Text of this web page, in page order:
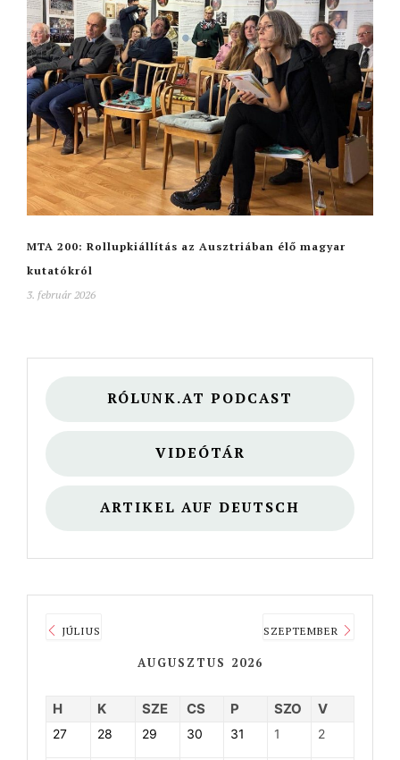
MTA 200: Rollupkiállítás az Ausztriában élő magyar
kutatókról
3. február 2026
RÓLUNK.AT PODCAST
VIDEÓTÁR
ARTIKEL AUF DEUTSCH
JÚLIUS
AUGUSZTUS 2026
SZEPTEMBER
H K SZE CS P SZO V
27 28 29 30 31 1 2